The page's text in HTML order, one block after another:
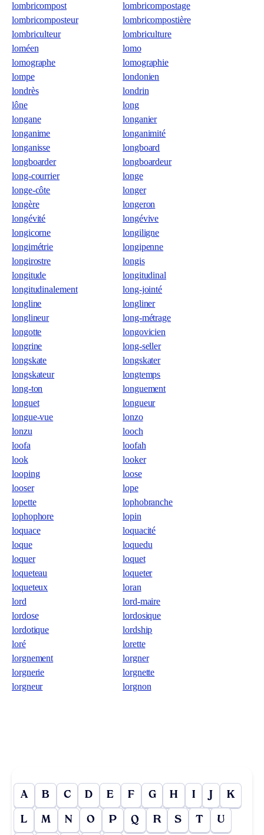
lombricompost
lombricompostage
lombricomposteur
lombricompostière
lombriculteur
lombriculture
loméen
lomo
lomographe
lomographie
lompe
londonien
londrès
londrin
lône
long
longane
longanier
longanime
longanimité
longanisse
longboard
longboarder
longboardeur
long-courrier
longe
longe-côte
longer
longère
longeron
longévité
longévive
longicorne
longiligne
longimétrie
longipenne
longirostre
longis
longitude
longitudinal
longitudinalement
long-jointé
longline
longliner
longlineur
long-métrage
longotte
longovicien
longrine
long-seller
longskate
longskater
longskateur
longtemps
long-ton
longuement
longuet
longueur
longue-vue
lonzo
lonzu
looch
loofa
loofah
look
looker
looping
loose
looser
lope
lopette
lophobranche
lophophore
lopin
loquace
loquacité
loque
loquedu
loquer
loquet
loqueteau
loqueter
loqueteux
loran
lord
lord-maire
lordose
lordosique
lordotique
lordship
loré
lorette
lorgnement
lorgner
lorgnerie
lorgnette
lorgneur
lorgnon
A B C D E F G H I J K
L M N O P Q R S T U